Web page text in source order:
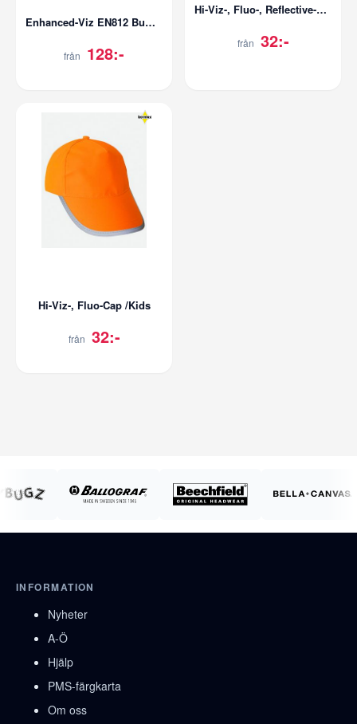
Enhanced-Viz EN812 Bump Cap
från 128:-
Hi-Viz-, Fluo-, Reflective-Cap /Kids
från 32:-
Hi-Viz-, Fluo-Cap /Kids
från 32:-
INFORMATION
Nyheter
A-Ö
Hjälp
PMS-färgkarta
Om oss